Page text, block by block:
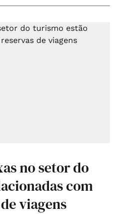
no setor do
com
viagens